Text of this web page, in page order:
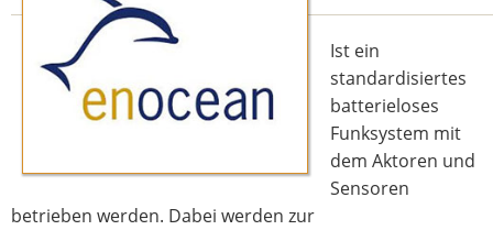
Ist ein
standardisiertes
batterieloses
Funksystem mit
dem Aktoren und
Sensoren
betrieben werden. Dabei werden zur